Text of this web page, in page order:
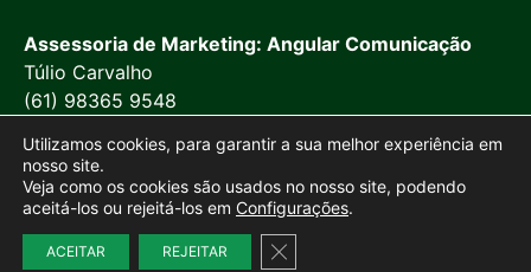
Assessoria de Marketing: Angular Comunicação
Túlio Carvalho
(61) 98365 9548
Site desenvolvido porMarketing Objetivo
Utilizamos cookies, para garantir a sua melhor experiência em
nosso site.
Veja como os cookies são usados no nosso site, podendo
aceitá-los ou rejeitá-los em Configurações.
ACEITAR REJEITAR Close GDPR Cookie Banner